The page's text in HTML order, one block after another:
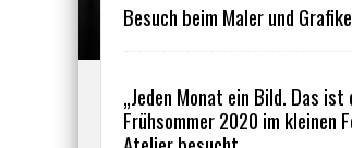
Besuch beim Maler und
„Jeden Monat ein Bild. Das
Frühsommer 2020 im